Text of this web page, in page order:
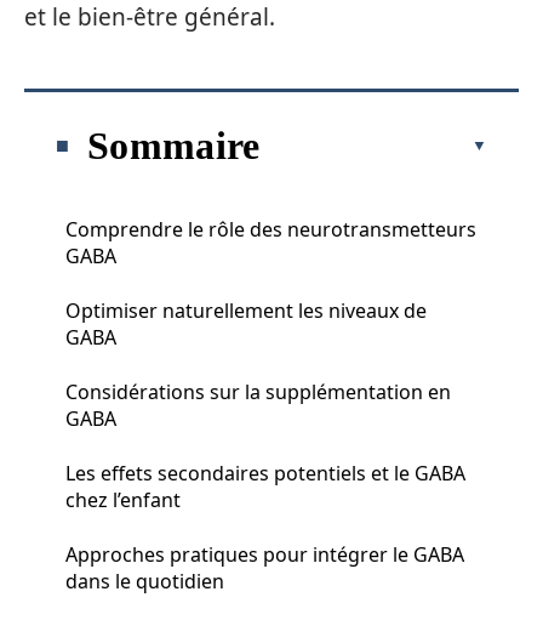
et le bien-être général.
Sommaire
Comprendre le rôle des neurotransmetteurs
GABA
Optimiser naturellement les niveaux de
GABA
Considérations sur la supplémentation en
GABA
Les effets secondaires potentiels et le GABA
chez l’enfant
Approches pratiques pour intégrer le GABA
dans le quotidien